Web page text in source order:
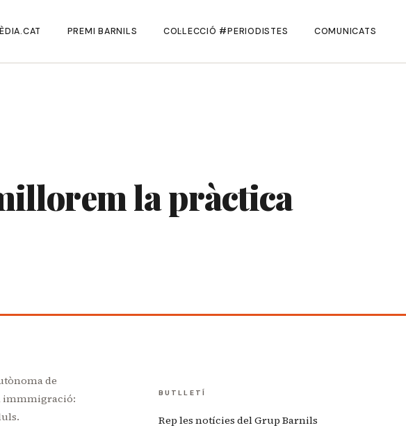
PREMI BARNILS COL·LECCIÓ #PERIODISTES COMUNICATS
la pràctica
de
immmigració:
BUTLLETÍ
Rep les notícies del Grup Barnils